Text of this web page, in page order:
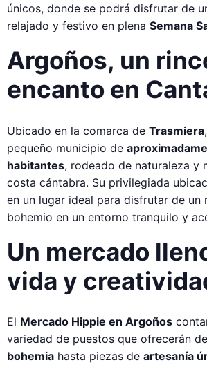
únicos, donde se podrá disfrutar de
relajado y festivo en plena Semana
Argoños, un
encanto en
Ubicado en la comarca de Trasmiera,
pequeño municipio de
habitantes, rodeado de naturaleza y
costa cántabra. Su privilegiada
en un lugar ideal para disfrutar de un
bohemio en un entorno tranquilo y
Un mercado
vida y
El Mercado Hippie en Argoños
variedad de puestos que ofrecerán
bohemia hasta piezas de artesanía